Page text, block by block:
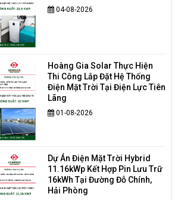
04-08-2026
Hoàng Gia Solar Thực Hiện
Thi Công Lắp Đặt Hệ Thống
Điện Mặt Trời Tại Điện Lực Tiên
Lãng
01-08-2026
Dự Án Điện Mặt Trời Hybrid
11.16kWp Kết Hợp Pin Lưu Trữ
16kWh Tại Đường Đỗ Chính,
Hải Phòng